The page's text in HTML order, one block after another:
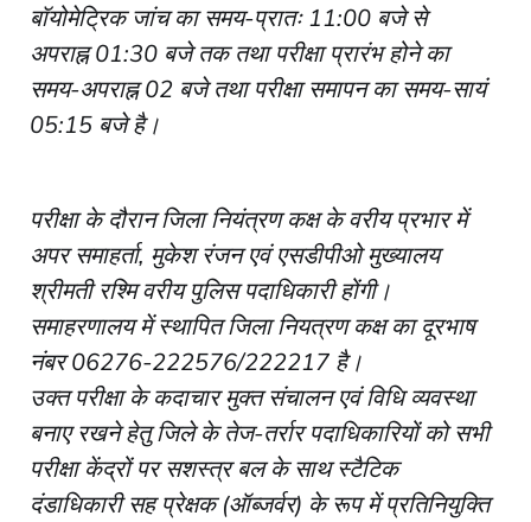
बॉयोमेट्रिक जांच का समय-प्रातः 11:00 बजे से
अपराह्न 01:30 बजे तक तथा परीक्षा प्रारंभ होने का
समय-अपराह्न 02 बजे तथा परीक्षा समापन का समय-सायं
05:15 बजे है।
परीक्षा के दौरान जिला नियंत्रण कक्ष के वरीय प्रभार में
अपर समाहर्ता, मुकेश रंजन एवं एसडीपीओ मुख्यालय
श्रीमती रश्मि वरीय पुलिस पदाधिकारी होंगी।
समाहरणालय में स्थापित जिला नियत्रण कक्ष का दूरभाष
नंबर 06276-222576/222217 है।
उक्त परीक्षा के कदाचार मुक्त संचालन एवं विधि व्यवस्था
बनाए रखने हेतु जिले के तेज-तर्रार पदाधिकारियों को सभी
परीक्षा केंद्रों पर सशस्त्र बल के साथ स्टैटिक
दंडाधिकारी सह प्रेक्षक (ऑब्जर्वर) के रूप में प्रतिनियुक्ति